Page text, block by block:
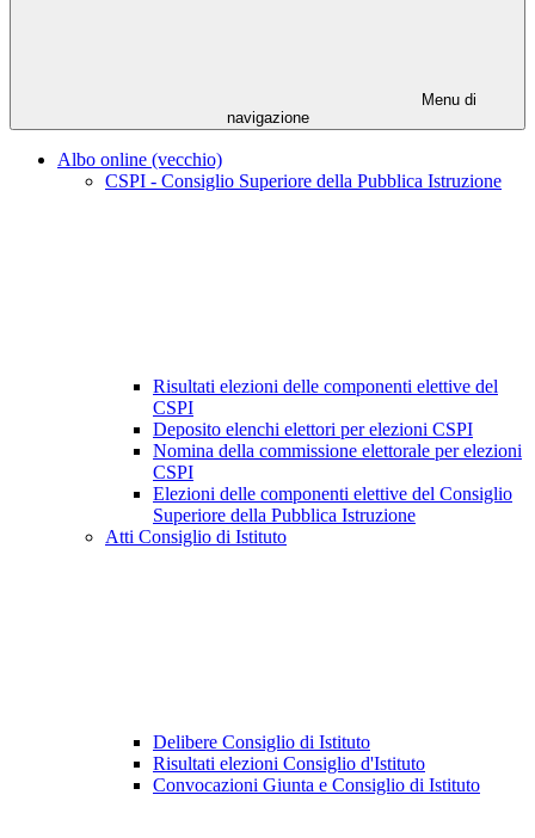
Menu di
navigazione
Albo online (vecchio)
CSPI - Consiglio Superiore della Pubblica Istruzione
Risultati elezioni delle componenti elettive del
CSPI
Deposito elenchi elettori per elezioni CSPI
Nomina della commissione elettorale per elezioni
CSPI
Elezioni delle componenti elettive del Consiglio
Superiore della Pubblica Istruzione
Atti Consiglio di Istituto
Delibere Consiglio di Istituto
Risultati elezioni Consiglio d'Istituto
Convocazioni Giunta e Consiglio di Istituto